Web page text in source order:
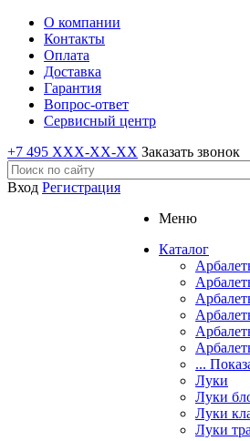
О компании
Контакты
Оплата
Доставка
Гарантия
Вопрос-ответ
Сервисный центр
+7 495 XXX-XX-XX Заказать звонок
Вход Регистрация
Меню
Каталог
...
Луки
Луки
Луки
Луки